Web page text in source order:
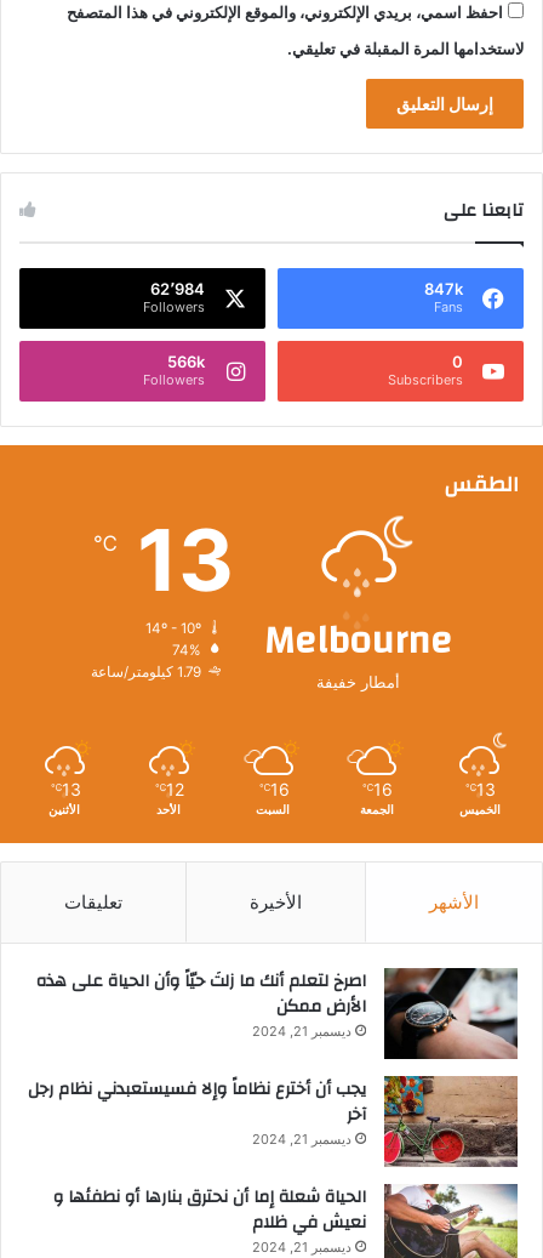
احفظ اسمي، بريدي الإلكتروني، والموقع الإلكتروني في هذا المتصفح
لاستخدامها المرة المقبلة في تعليقي.
تابعنا على
847k
Fans
62٬984
Followers
0
Subscribers
566k
Followers
الطقس
Melbourne
أمطار خفيفة
13
℃
74%
1.79 كيلومتر/ساعة
13
℃
الخميس
16
℃
الجمعة
16
℃
السبت
12
℃
الأحد
13
℃
الأثنين
الأشهر الأخيرة تعليقات
‫اصرخ لتعلم أنك ما زلتَ حيّاً وأن الحياة على هذه
الأرض ممكن
ديسمبر 21, 2024
يجب أن أخترع نظاماً وإلا فسيستعبدني نظام رجل
آخر
ديسمبر 21, 2024
الحياة شعلة إما أن نحترق بنارها أو نطفئها و
نعيش في ظلام
ديسمبر 21, 2024